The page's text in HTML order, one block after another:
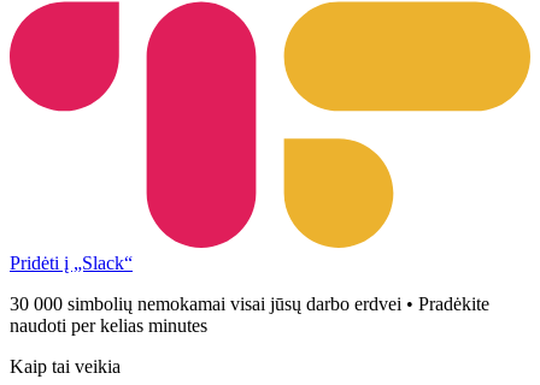
Pridėti į „Slack“
30 000 simbolių nemokamai visai jūsų darbo erdvei • Pradėkite
naudoti per kelias minutes
Kaip tai veikia